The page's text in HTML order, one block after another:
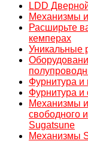
LDD
Механизмы
Расширьте
кемперах
Уникальные
Фурнитура
Фурнитура и
Механизмы
свободного
Sugatsune
Механизмы